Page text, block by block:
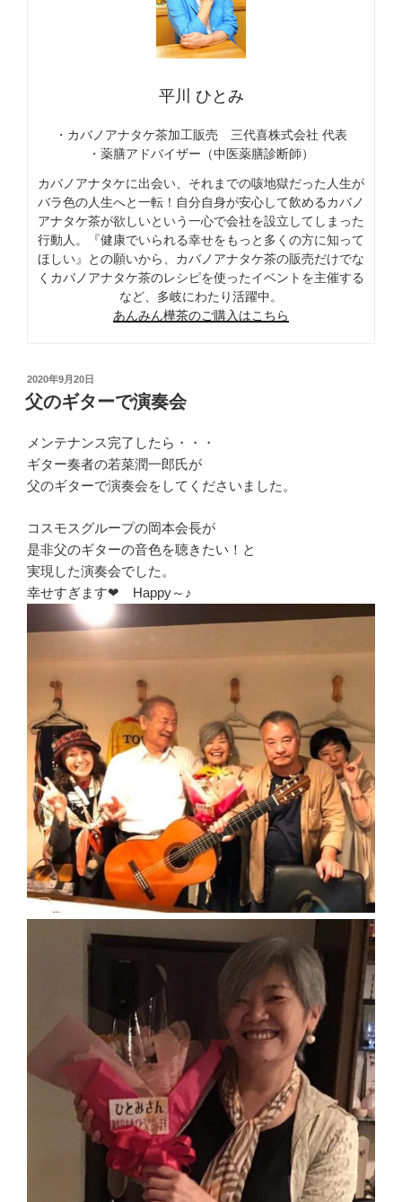
平川 ひとみ
・カバノアナタケ茶加工販売 三代喜株式会社 代表
・薬膳アドバイザー（中医薬膳診断師）
カバノアナタケに出会い、それまでの咳地獄だった人生が
バラ色の人生へと一転！自分自身が安心して飲めるカバノ
アナタケ茶が欲しいという一心で会社を設立してしまった
行動人。『健康でいられる幸せをもっと多くの方に知って
ほしい』との願いから、カバノアナタケ茶の販売だけでな
くカバノアナタケ茶のレシピを使ったイベントを主催する
など、多岐にわたり活躍中。
あんみん樺茶のご購入はこちら
投
稿
日:
2020年9月20日
父のギターで演奏会
メンテナンス完了したら・・・
ギター奏者の若菜潤一郎氏が
父のギターで演奏会をしてくださいました。
コスモスグループの岡本会長が
是非父のギターの音色を聴きたい！と
実現した演奏会でした。
幸せすぎます❤ Happy～♪